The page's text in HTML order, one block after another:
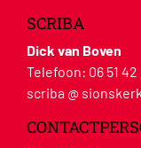
SCRIBA
Dick van Boven
Telefoon: 06 51
scriba @